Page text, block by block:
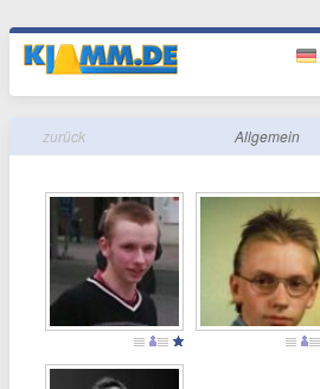
zurück Allgemein